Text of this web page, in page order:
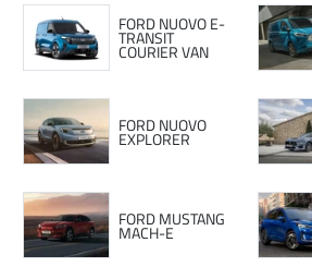
FORD NUOVO E-
TRANSIT
COURIER VAN
FORD NUOVO
EXPLORER
FORD MUSTANG
MACH-E